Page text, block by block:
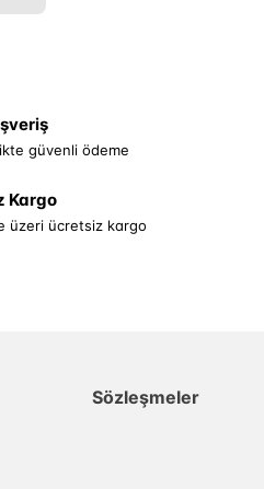
güvenli ödeme
Kargo
üzeri ücretsiz kargo
Sözleşmeler